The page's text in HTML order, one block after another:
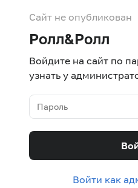
Сайт не опубликован
Ролл&Ролл
Войдите на сайт по
узнать у
Войти как